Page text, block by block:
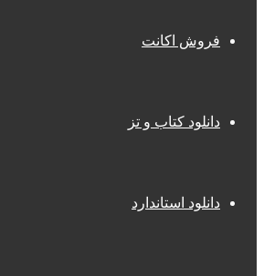
فروش اکانت
دانلود کتاب و تز
دانلود استاندارد